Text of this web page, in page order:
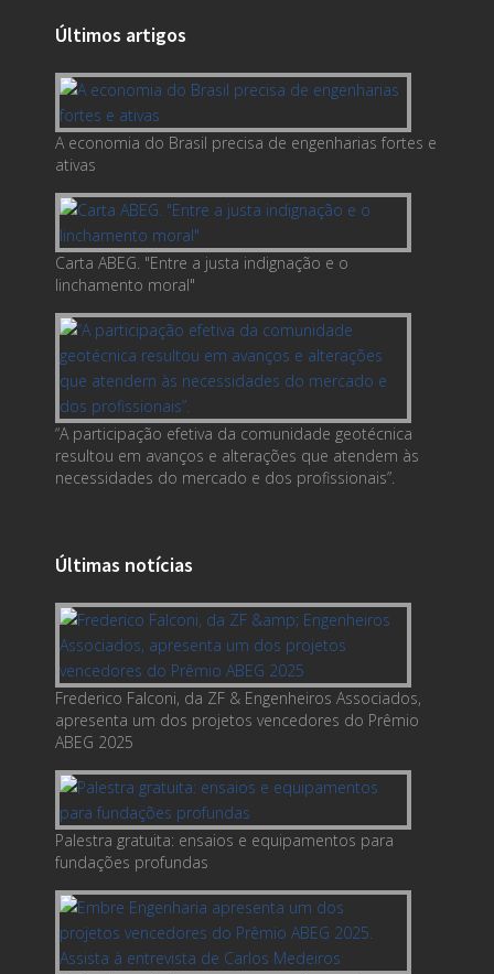
Últimos artigos
A economia do Brasil precisa de engenharias fortes e
ativas
Carta ABEG. "Entre a justa indignação e o
linchamento moral"
“A participação efetiva da comunidade geotécnica
resultou em avanços e alterações que atendem às
necessidades do mercado e dos profissionais”.
Últimas notícias
Frederico Falconi, da ZF & Engenheiros Associados,
apresenta um dos projetos vencedores do Prêmio
ABEG 2025
Palestra gratuita: ensaios e equipamentos para
fundações profundas